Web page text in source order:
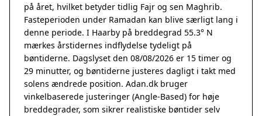
på året, hvilket betyder tidlig Fajr og sen Maghrib.
Fasteperioden under Ramadan kan blive særligt lang i
denne periode. I Haarby på breddegrad 55.3° N
mærkes årstidernes indflydelse tydeligt på
bøntiderne. Dagslyset den 08/08/2026 er 15 timer og
29 minutter, og bøntiderne justeres dagligt i takt med
solens ændrede position. Adan.dk bruger
vinkelbaserede justeringer (Angle-Based) for høje
breddegrader, som sikrer realistiske bøntider selv